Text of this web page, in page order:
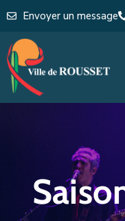
Envoyer un message